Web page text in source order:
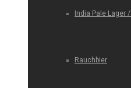
India Pale Lager
Rauchbier